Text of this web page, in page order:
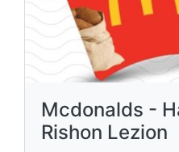
Mcdonalds -
Rishon Lezion